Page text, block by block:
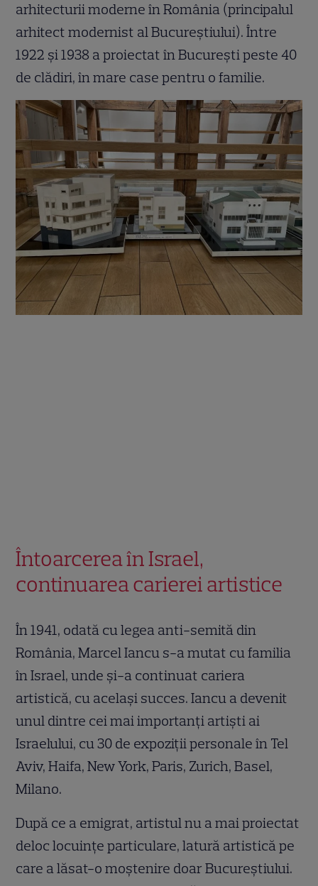
arhitecturii moderne în România (principalul
arhitect modernist al Bucureștiului). Între
1922 și 1938 a proiectat în București peste 40
de clădiri, în mare case pentru o familie.
Întoarcerea în Israel,
continuarea carierei artistice
În 1941, odată cu legea anti-semită din
România, Marcel Iancu s-a mutat cu familia
în Israel, unde și-a continuat cariera
artistică, cu același succes. Iancu a devenit
unul dintre cei mai importanți artiști ai
Israelului, cu 30 de expoziții personale în Tel
Aviv, Haifa, New York, Paris, Zurich, Basel,
Milano.
După ce a emigrat, artistul nu a mai proiectat
deloc locuințe particulare, latură artistică pe
care a lăsat-o moștenire doar Bucureștiului.